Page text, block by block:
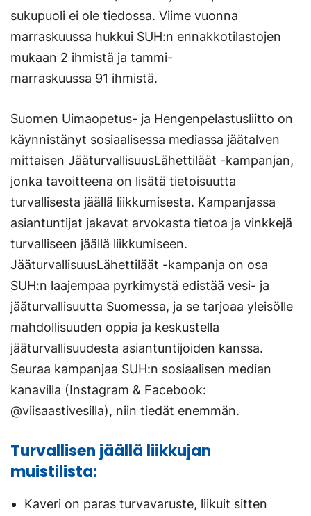
sukupuoli ei ole tiedossa. Viime vuonna
marraskuussa hukkui SUH:n ennakkotilastojen
mukaan 2 ihmistä ja tammi-
marraskuussa 91 ihmistä.
Suomen Uimaopetus- ja Hengenpelastusliitto on
käynnistänyt sosiaalisessa mediassa jäätalven
mittaisen JääturvallisuusLähettiläät -kampanjan,
jonka tavoitteena on lisätä tietoisuutta
turvallisesta jäällä liikkumisesta. Kampanjassa
asiantuntijat jakavat arvokasta tietoa ja vinkkejä
turvalliseen jäällä liikkumiseen.
JääturvallisuusLähettiläät -kampanja on osa
SUH:n laajempaa pyrkimystä edistää vesi- ja
jääturvallisuutta Suomessa, ja se tarjoaa yleisölle
mahdollisuuden oppia ja keskustella
jääturvallisuudesta asiantuntijoiden kanssa.
Seuraa kampanjaa SUH:n sosiaalisen median
kanavilla (Instagram & Facebook:
@viisaastivesilla), niin tiedät enemmän.
Turvallisen jäällä liikkujan
muistilista:
Kaveri on paras turvavaruste, liikuit sitten